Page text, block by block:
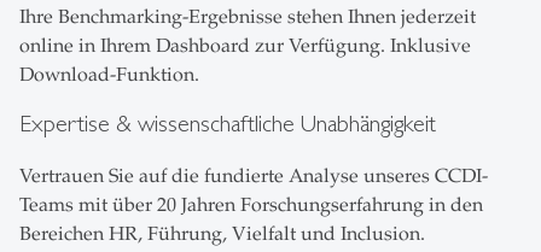
Ihre Benchmarking-Ergebnisse stehen Ihnen jederzeit
online in Ihrem Dashboard zur Verfügung. Inklusive
Download-Funktion.
Expertise & wissenschaftliche Unabhängigkeit
Vertrauen Sie auf die fundierte Analyse unseres CCDI-
Teams mit über 20 Jahren Forschungserfahrung in den
Bereichen HR, Führung, Vielfalt und Inclusion.